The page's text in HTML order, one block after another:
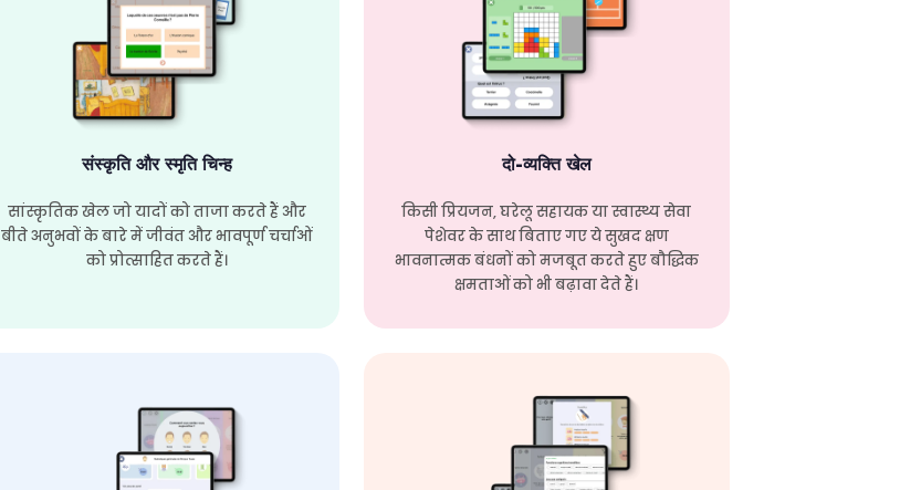
संस्कृति और स्मृति चिन्ह
सांस्कृतिक खेल जो यादों को ताजा करते हैं और
बीते अनुभवों के बारे में जीवंत और भावपूर्ण चर्चाओं
को प्रोत्साहित करते हैं।
दो-व्यक्ति खेल
किसी प्रियजन, घरेलू सहायक या स्वास्थ्य सेवा
पेशेवर के साथ बिताए गए ये सुखद क्षण
भावनात्मक बंधनों को मजबूत करते हुए बौद्धिक
क्षमताओं को भी बढ़ावा देते हैं।